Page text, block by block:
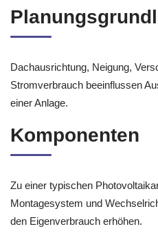
Dachausrichtung, Neigung,
Stromverbrauch beeinflussen
einer Anlage.
Komponenten
Zu einer typischen
Montagesystem und
den Eigenverbrauch erhöhen.